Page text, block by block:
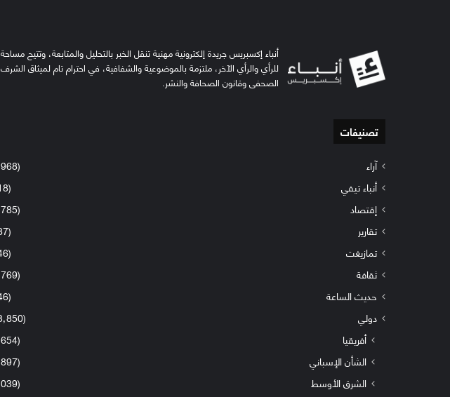
أنباء إكسبريس جريدة إلكترونية مهنية تنقل الخبر بالتحليل والمتابعة، وتتيح مساحة
للرأي والرأي الآخر، ملتزمة بالموضوعية والشفافية، في احترام تام لميثاق الشرف
الصحفي وقانون الصحافة والنشر.
تصنيفات
آراء
(2٬968)
أنباء تيفي
(318)
إقتصاد
(1٬785)
تقارير
(587)
تمازيغت
(146)
ثقافة
(1٬769)
حديث الساعة
(246)
دولي
(13٬850)
أفريقيا
(6٬654)
الشأن الإسباني
(1٬897)
الشرق الأوسط
(3٬039)